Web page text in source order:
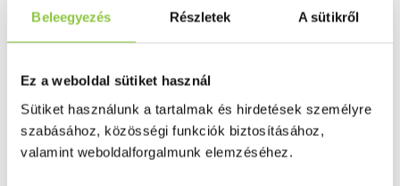
Beleegyezés Részletek A sütikről
Ez a weboldal sütiket használ
Sütiket használunk a tartalmak és hirdetések személyre
szabásához, közösségi funkciók biztosításához,
valamint weboldalforgalmunk elemzéséhez.
Az Egészségpénztári számlára elszámolható